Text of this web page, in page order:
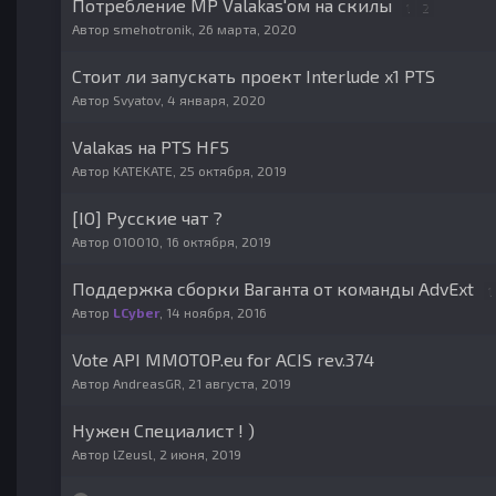
Потребление MP Valakas'ом на скилы 2
Автор smehotronik 26 марта, 2020
Стоит ли запускать проект Interlude x1 PTS
Автор Svyatov 4 января, 2020
Valakas на PTS HF5
Автор KATEKATE 25 октября, 2019
[IO] Русские чат ?
Автор 010010 16 октября, 2019
Поддержка сборки Ваганта от команды AdvExt
Автор LCyber, 14 ноября, 2016
Vote API MMOTOP.eu for ACIS rev.374
Автор AndreasGR 21 августа, 2019
Нужен Специалист ! )
Автор lZeusl 2 июня, 2019